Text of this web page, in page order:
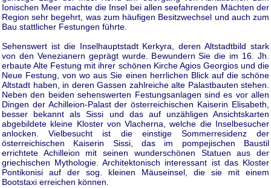
Ionischen Meer machte die Insel bei allen seefahrenden Mächten der
Region sehr begehrt, was zum häufigen Besitzwechsel und auch zum
Bau stattlicher Festungen führte.
Sehenswert ist die Inselhauptstadt Kerkyra, deren Altstadtbild stark
von den Venezianern geprägt wurde. Bewundern Sie die im 16. Jh.
erbaute Alte Festung mit ihrer schönen Kirche Agios Georgios und die
Neue Festung, von wo aus Sie einen herrlichen Blick auf die schöne
Altstadt haben, in deren Gassen zahlreiche alte Palastbauten stehen.
Neben den beiden sehenswerten Festungsanlagen sind es vor allen
Dingen der Achilleion-Palast der österreichischen Kaiserin Elisabeth,
besser bekannt als Sissi und das auf unzähligen Ansichtskarten
abgebildete kleine Kloster von Vlacherna, welche die Inselbesucher
anlocken. Vielbesucht ist die einstige Sommerresidenz der
österreichischen Kaiserin Sissi, das im pompejischen Baustil
errichtete Achilleion mit seinen wunderschönen Statuen aus der
griechischen Mythologie. Architektonisch interessant ist das Kloster
Pontikonisi auf der sog. kleinen Mäuseinsel, die sie mit einem
Bootstaxi erreichen können.